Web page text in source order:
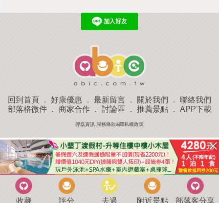
回到首頁 ． 好康優惠 ． 最新留言 ． 關於我們 ． 聯絡我們
部落格微件． 商家合作． 討論區 ． 推薦景點． APP下載
羿磊資訊 服務條款&隱私權政策
收藏 評分 去過 附近景點 部落客分享